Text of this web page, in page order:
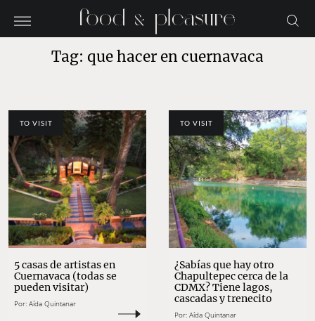
Tag: que hacer en cuernavaca
TO VISIT
5 casas de artistas en
Cuernavaca (todas se
pueden visitar)
Por: Aída Quintanar
TO VISIT
¿Sabías que hay otro
Chapultepec cerca de la
CDMX? Tiene lagos,
cascadas y trenecito
Por: Aída Quintanar